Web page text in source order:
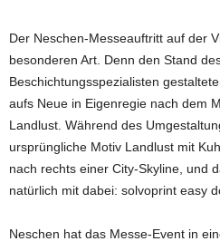
Der Neschen-Messeauftritt auf der
besonderen Art. Denn den Stand
Beschichtungsspezialisten
aufs Neue in Eigenregie nach dem
Landlust. Während des
ursprüngliche Motiv Landlust mit
nach rechts einer City-Skyline, und
natürlich mit dabei: solvoprint easy
Neschen hat das Messe-Event in